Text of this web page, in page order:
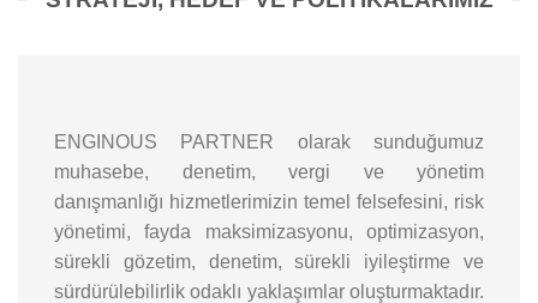
ENGINOUS PARTNER olarak sunduğumuz
muhasebe, denetim, vergi ve yönetim
danışmanlığı hizmetlerimizin temel felsefesini, risk
yönetimi, fayda maksimizasyonu, optimizasyon,
sürekli gözetim, denetim, sürekli iyileştirme ve
sürdürülebilirlik odaklı yaklaşımlar oluşturmaktadır.